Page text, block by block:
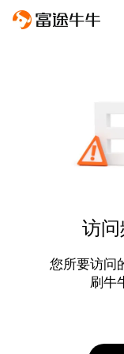
访
您所要访问
刷牛